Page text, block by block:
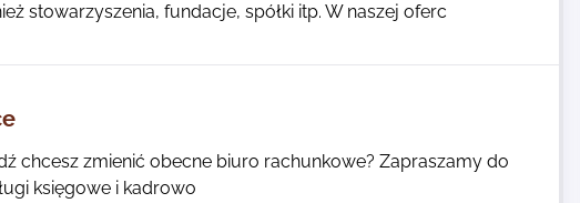
stowarzyszenia, fundacje, spółki itp. W naszej oferc
chcesz zmienić obecne biuro rachunkowe? Zapraszamy do
księgowe i kadrowo